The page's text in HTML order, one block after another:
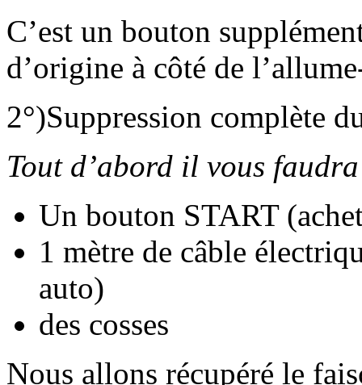
C’est un bouton
d’origine à côté de
2°)Suppression complète
Tout d’abord il vous
Un bouton START
1 mètre de câble
auto)
des cosses
Nous allons récupéré le